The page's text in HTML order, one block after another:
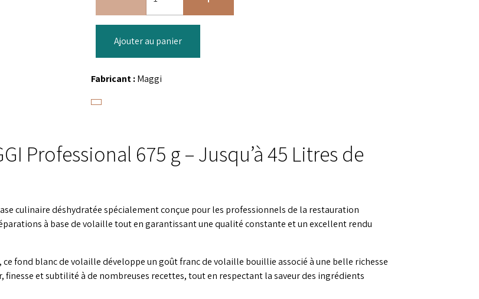
Ajouter au panier
Fabricant :Maggi
Professional 675 g – Jusqu’à 45 Litres de
culinaire déshydratée spécialement conçue pour les professionnels de la restauration
à base de volaille tout en garantissant une qualité constante et un excellent rendu
fond blanc de volaille développe un goût franc de volaille bouillie associé à une belle richesse
et subtilité à de nombreuses recettes, tout en respectant la saveur des ingrédients